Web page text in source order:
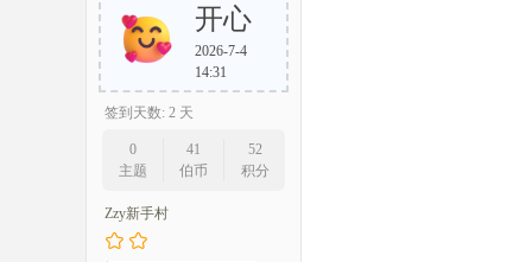
开心
2026-7-4
14:31
签到天数: 2 天
0
主题
41
伯币
52
积分
Zzy新手村